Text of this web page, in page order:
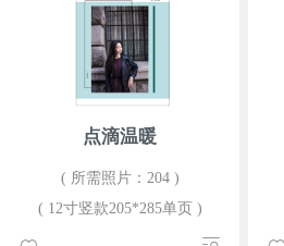
点滴温暖
( 所需照片：204 )
( 12寸竖款205*285单页 )